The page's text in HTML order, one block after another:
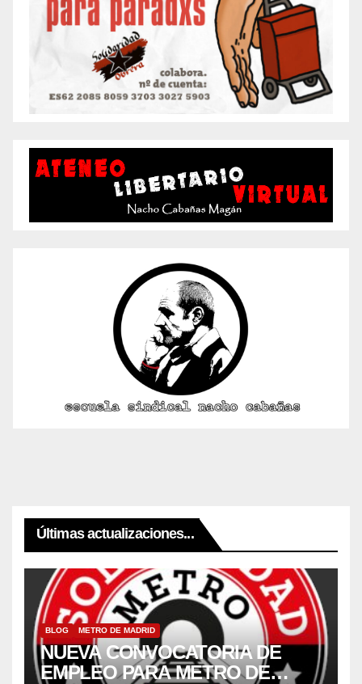
Últimas actualizaciones...
BLOG METRO DE MADRID
NUEVA CONVOCATORIA DE
EMPLEO PARA METRO DE